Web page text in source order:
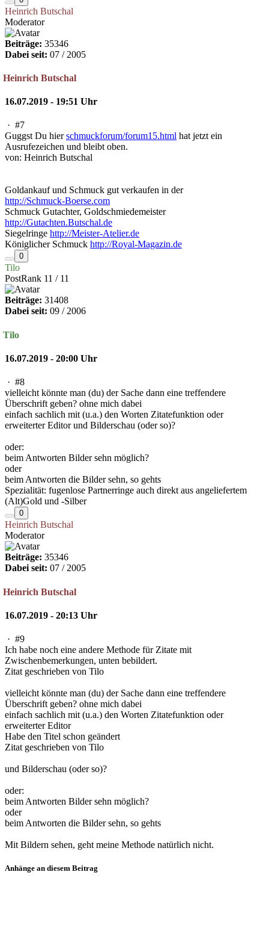
Heinrich Butschal
Moderator
Beiträge: 35346
Dabei seit: 07 / 2005
Heinrich Butschal
16.07.2019 - 19:51 Uhr
· #7
Guggst Du hierschmuckforum/forum15.html hat jetzt ein
Ausrufezeichen und bleibt oben.
von: Heinrich Butschal
Goldankauf und Schmuck gut verkaufen in der
http://Schmuck-Boerse.com
Schmuck Gutachter, Goldschmiedemeister
http://Gutachten.Butschal.de
Siegelringe http://Meister-Atelier.de
Königlicher Schmuck http://Royal-Magazin.de
0
Tilo
PostRank 11 / 11
Beiträge: 31408
Dabei seit: 09 / 2006
Tilo
16.07.2019 - 20:00 Uhr
· #8
vielleicht könnte man (du) der Sache dann eine treffendere
Überschrift geben? ohne mich dabei
einfach sachlich mit (u.a.) den Worten Zitatefunktion oder
erweiterter Editor und Bilderschau (oder so)?
oder:
beim Antworten Bilder sehn möglich?
oder
beim Antworten die Bilder sehn, so gehts
Spezialität: fugenlose Partnerringe auch direkt aus angeliefertem
(Alt)Gold und -Silber
0
Heinrich Butschal
Moderator
Beiträge: 35346
Dabei seit: 07 / 2005
Heinrich Butschal
16.07.2019 - 20:13 Uhr
· #9
Ich habe noch eine andere Methode für Zitate mit
Zwischenbemerkungen, unten bebildert.
Zitat geschrieben von Tilo
vielleicht könnte man (du) der Sache dann eine treffendere
Überschrift geben? ohne mich dabei
einfach sachlich mit (u.a.) den Worten Zitatefunktion oder
erweiterter Editor
Habe den Titel schon geändert
Zitat geschrieben von Tilo
und Bilderschau (oder so)?
oder:
beim Antworten Bilder sehn möglich?
oder
beim Antworten die Bilder sehn, so gehts
Mit Bildern sehen, geht meine Methode natürlich nicht.
Anhänge an diesem Beitrag